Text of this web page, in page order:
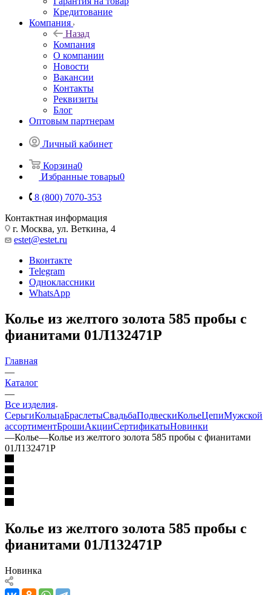
Кредитование
Компания
Назад
Компания
О компании
Новости
Вакансии
Контакты
Реквизиты
Блог
Оптовым партнерам
Личный кабинет
Корзина0
Избранные товары0
8 (800) 7070-353
Контактная информация
г. Москва, ул. Веткина, 4
estet@estet.ru
Вконтакте
Telegram
Одноклассники
WhatsApp
Колье из желтого золота 585 пробы с
фианитами 01Л132471Р
Главная
—
Каталог
—
Все изделия
СерьгиКольцаБраслетыСвадьбаПодвескиКольеЦепиМужской
ассортиментБрошиАкцииСертификатыНовинки
—Колье—Колье из желтого золота 585 пробы с фианитами
01Л132471Р
Колье из желтого золота 585 пробы с
фианитами 01Л132471Р
Новинка